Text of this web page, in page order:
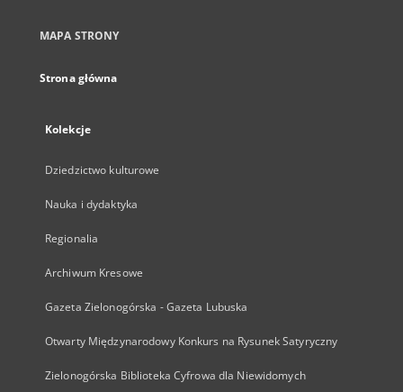
MAPA STRONY
Strona główna
Kolekcje
Dziedzictwo kulturowe
Nauka i dydaktyka
Regionalia
Archiwum Kresowe
Gazeta Zielonogórska - Gazeta Lubuska
Otwarty Międzynarodowy Konkurs na Rysunek Satyryczny
Zielonogórska Biblioteka Cyfrowa dla Niewidomych